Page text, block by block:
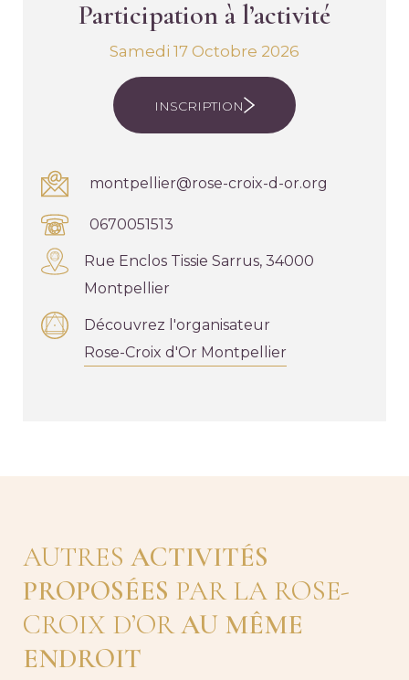
Participation à l’activité
Samedi 17 Octobre 2026
INSCRIPTION
montpellier@rose-croix-d-or.org
0670051513
Rue Enclos Tissie Sarrus, 34000
Montpellier
Découvrez l'organisateur
Rose-Croix d'Or Montpellier
AUTRES ACTIVITÉS
PROPOSÉES PAR LA ROSE-
CROIX D’ORAU MÊME
ENDROIT